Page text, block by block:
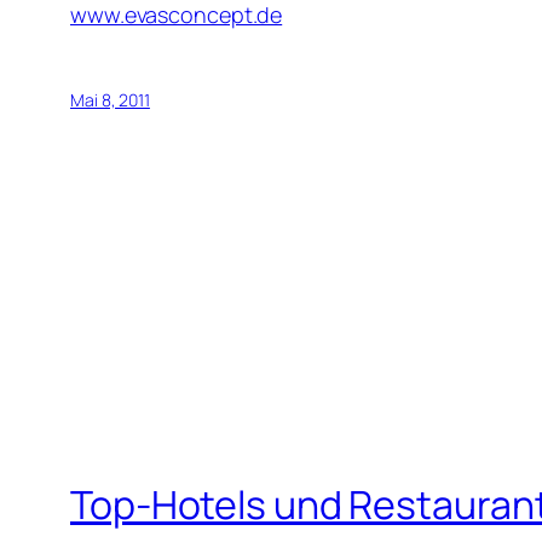
www.evasconcept.de
Mai 8, 2011
Top-Hotels und